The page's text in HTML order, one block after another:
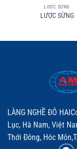
LƯỢC SỪNG
LƯỢC SỪNG
LÀNG NGHỀ ĐÔ
Lục, Hà Nam, Việt
Thới Đông, Hóc